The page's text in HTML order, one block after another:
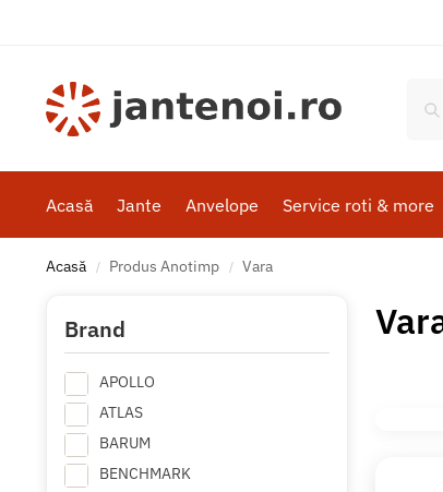
Acasă Jante Anvelope Service roti & more
Acasă / Produs Anotimp / Vara
Brand
APOLLO
ATLAS
BARUM
BENCHMARK